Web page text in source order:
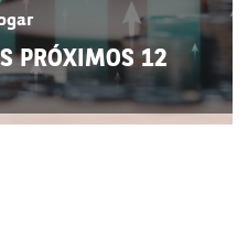
PRÓXIMOS 12